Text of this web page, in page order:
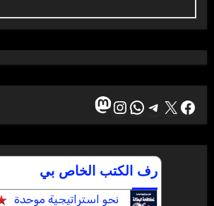
فيسبوك
إكستيليجرام
واتساب
إنستجرام
ماستودون
رف الكتب الخاص بي
نحو استراتيجية موحدة